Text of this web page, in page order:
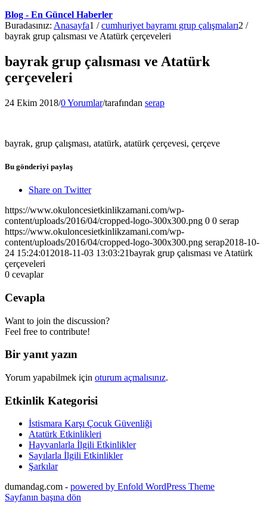
Blog - En Güncel Haberler
Buradasınız: Anasayfa1 / cumhuriyet bayramı grup çalışmaları2 /
bayrak grup çalısması ve Atatürk çerçeveleri
bayrak grup çalısması ve Atatürk
çerçeveleri
24 Ekim 2018/0 Yorumlar/tarafından serap
bayrak, grup çalışması, atatürk, atatürk çerçevesi, çerçeve
Bu gönderiyi paylaş
Share on Twitter
https://www.okuloncesietkinlikzamani.com/wp-
content/uploads/2016/04/cropped-logo-300x300.png 0 0 serap
https://www.okuloncesietkinlikzamani.com/wp-
content/uploads/2016/04/cropped-logo-300x300.png serap2018-10-
24 15:24:01 2018-11-03 13:03:21bayrak grup çalısması ve Atatürk
çerçeveleri
0 cevaplar
Cevapla
Want to join the discussion?
Feel free to contribute!
Bir yanıt yazın
Yorum yapabilmek için oturum açmalısınız.
Etkinlik Kategorisi
İstismara Karşı Çocuk Güvenliği
Atatürk Etkinlikleri
Hayvanlarla İlgili Etkinlikler
Sayılarla İlgili Etkinlikler
Şarkılar
dumandag.com - powered by Enfold WordPress Theme
Sayfanın başına dön